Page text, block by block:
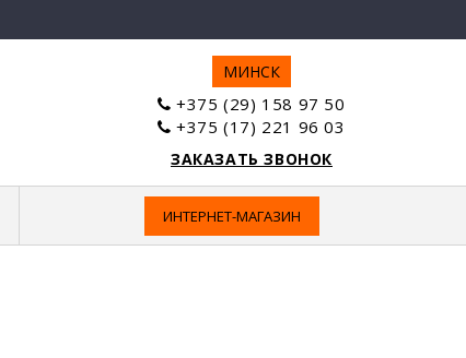
МИНСК
+375 (29) 158 97 50
+375 (17) 221 96 03
ЗАКАЗАТЬ ЗВОНОК
ИНТЕРНЕТ-МАГАЗИН